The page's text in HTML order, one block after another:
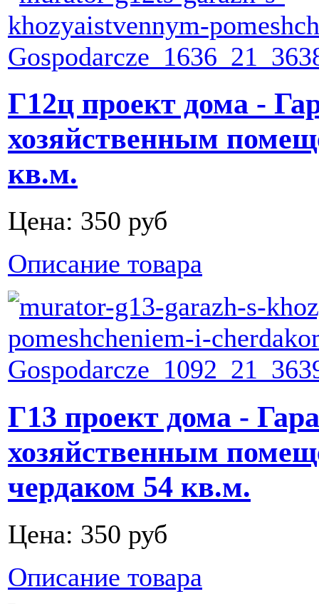
Г12ц проект дома -
хозяйственным
кв.м.
Цена: 350 руб
Описание товара
Г13 проект дома -
хозяйственным
чердаком 54 кв.м.
Цена: 350 руб
Описание товара